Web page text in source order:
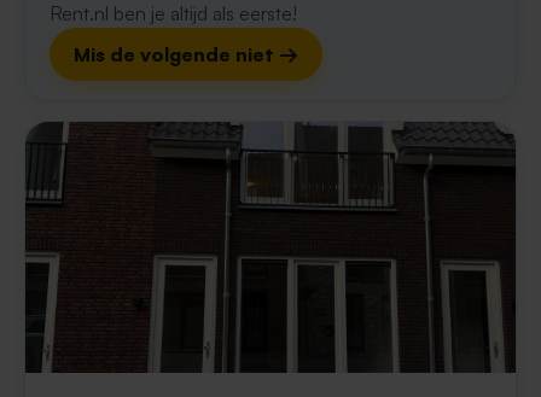
Rent.nl ben je altijd als eerste!
Mis de volgende niet →